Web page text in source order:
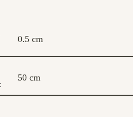
0.5 cm
50 cm